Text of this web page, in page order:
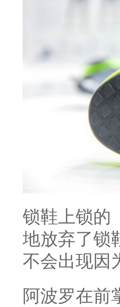
锁鞋上锁的
地放弃了锁
不会出现因
阿波罗在前